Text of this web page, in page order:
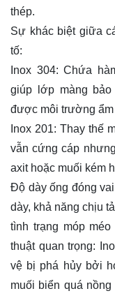
thép.
Sự khác biệt giữa
tố:
Inox 304: Chứa
giúp lớp màng
được môi trường
Inox 201: Thay thế
vẫn cứng cáp
axit hoặc muối kém
Độ dày ống đóng
dày, khả năng chịu
tình trạng móp
thuật quan trọng:
vệ bị phá hủy bởi
muối biển quá